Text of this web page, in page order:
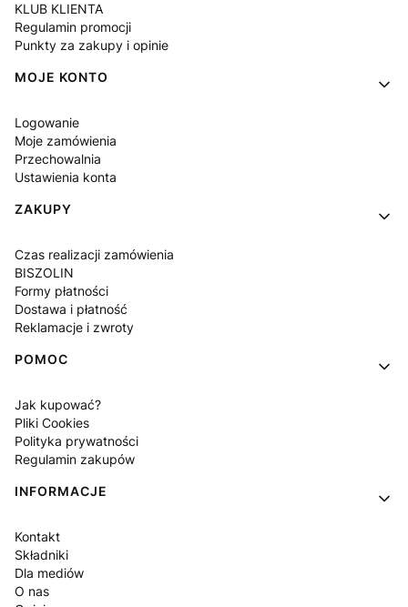
KLUB KLIENTA
Regulamin promocji
Punkty za zakupy i opinie
MOJE KONTO
Logowanie
Moje zamówienia
Przechowalnia
Ustawienia konta
ZAKUPY
Czas realizacji zamówienia
BISZOLIN
Formy płatności
Dostawa i płatność
Reklamacje i zwroty
POMOC
Jak kupować?
Pliki Cookies
Polityka prywatności
Regulamin zakupów
INFORMACJE
Kontakt
Składniki
Dla mediów
O nas